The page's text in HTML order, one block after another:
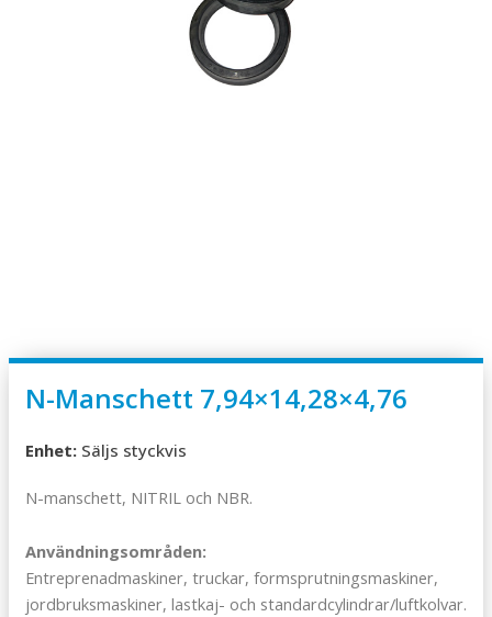
N-Manschett 7,94×14,28×4,76
Enhet: Säljs styckvis
N-manschett, NITRIL och NBR.
Användningsområden:
Entreprenadmaskiner, truckar, formsprutningsmaskiner,
jordbruksmaskiner, lastkaj- och standardcylindrar/luftkolvar.